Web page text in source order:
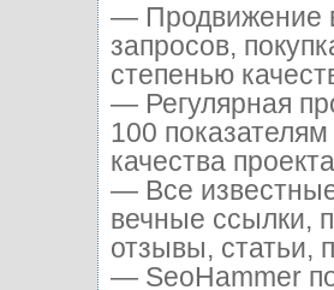
— Продвижение
запросов,
степенью
— Регулярная
100
качества
— Все
вечные ссылки,
отзывы, статьи,
— SeoHammer